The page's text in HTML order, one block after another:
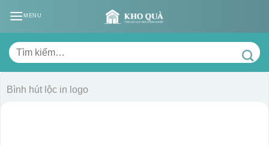
MENU
Tìm
kiếm:
Bình hút lộc in logo